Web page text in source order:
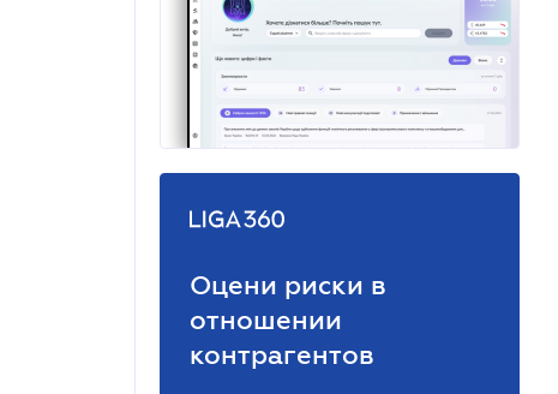
Оцени риски в
отношении
контрагентов